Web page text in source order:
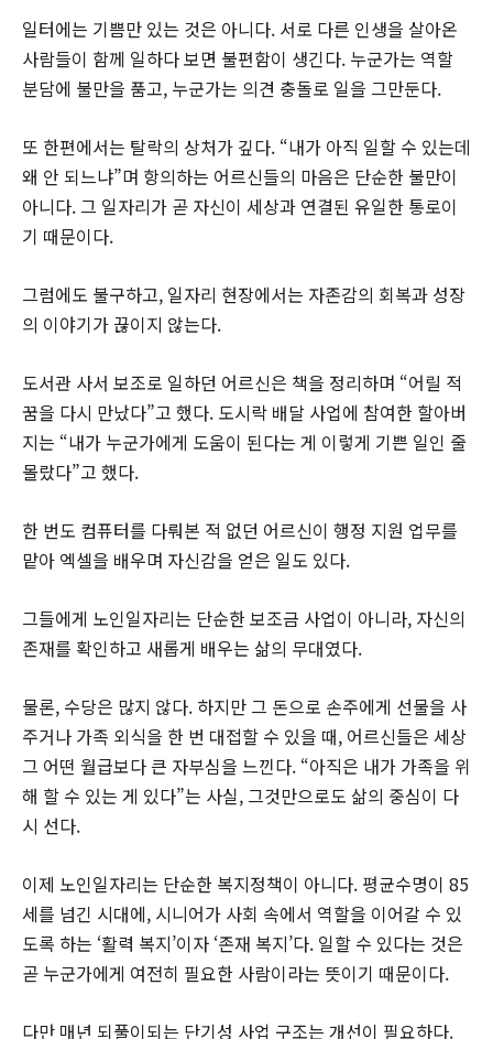
일터에는 기쁨만 있는 것은 아니다. 서로 다른 인생을 살아온
사람들이 함께 일하다 보면 불편함이 생긴다. 누군가는 역할
분담에 불만을 품고, 누군가는 의견 충돌로 일을 그만둔다.
또 한편에서는 탈락의 상처가 깊다. “내가 아직 일할 수 있는데
왜 안 되느냐”며 항의하는 어르신들의 마음은 단순한 불만이
아니다. 그 일자리가 곧 자신이 세상과 연결된 유일한 통로이
기 때문이다.
그럼에도 불구하고, 일자리 현장에서는 자존감의 회복과 성장
의 이야기가 끊이지 않는다.
도서관 사서 보조로 일하던 어르신은 책을 정리하며 “어릴 적
꿈을 다시 만났다”고 했다. 도시락 배달 사업에 참여한 할아버
지는 “내가 누군가에게 도움이 된다는 게 이렇게 기쁜 일인 줄
몰랐다”고 했다.
한 번도 컴퓨터를 다뤄본 적 없던 어르신이 행정 지원 업무를
맡아 엑셀을 배우며 자신감을 얻은 일도 있다.
그들에게 노인일자리는 단순한 보조금 사업이 아니라, 자신의
존재를 확인하고 새롭게 배우는 삶의 무대였다.
물론, 수당은 많지 않다. 하지만 그 돈으로 손주에게 선물을 사
주거나 가족 외식을 한 번 대접할 수 있을 때, 어르신들은 세상
그 어떤 월급보다 큰 자부심을 느낀다. “아직은 내가 가족을 위
해 할 수 있는 게 있다”는 사실, 그것만으로도 삶의 중심이 다
시 선다.
이제 노인일자리는 단순한 복지정책이 아니다. 평균수명이 85
세를 넘긴 시대에, 시니어가 사회 속에서 역할을 이어갈 수 있
도록 하는 ‘활력 복지’이자 ‘존재 복지’다. 일할 수 있다는 것은
곧 누군가에게 여전히 필요한 사람이라는 뜻이기 때문이다.
다만 매년 되풀이되는 단기성 사업 구조는 개선이 필요하다.